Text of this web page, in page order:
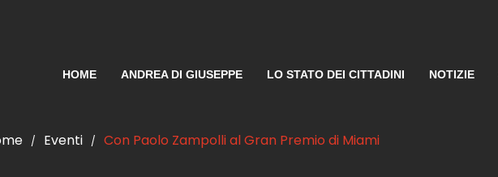
HOME ANDREA DI GIUSEPPE LO STATO DEI CITTADINI NOTIZIE
/ Eventi / Con Paolo Zampolli al Gran Premio di Miami